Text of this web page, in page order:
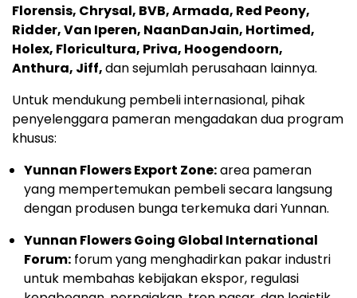
Florensis, Chrysal, BVB, Armada, Red Peony,
Ridder, Van Iperen, NaanDanJain, Hortimed,
Holex, Floricultura, Priva, Hoogendoorn,
Anthura, Jiff,dan sejumlah perusahaan lainnya.
Untuk mendukung pembeli internasional, pihak
penyelenggara pameran mengadakan dua program
khusus:
Yunnan Flowers Export Zone:area pameran
yang mempertemukan pembeli secara langsung
dengan produsen bunga terkemuka dari Yunnan.
Yunnan Flowers Going Global International
Forum: forum yang menghadirkan pakar industri
untuk membahas kebijakan ekspor, regulasi